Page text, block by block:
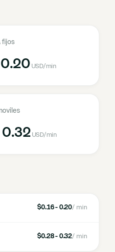
fijos
USD/min
USD/min
$0.16 - 0.20/ min
$0.28 - 0.32/ min